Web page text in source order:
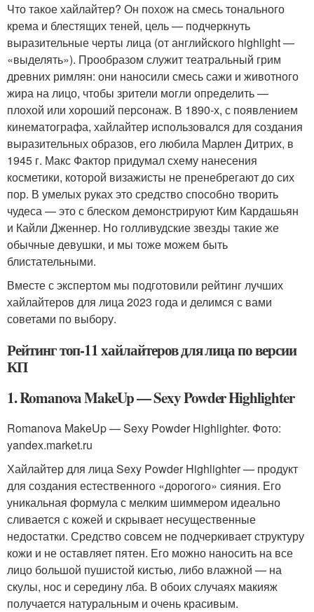
Что такое хайлайтер? Он похож на смесь тонального
крема и блестящих теней, цель — подчеркнуть
выразительные черты лица (от английского highlight —
«выделять»). Прообразом служит театральный грим
древних римлян: они наносили смесь сажи и животного
жира на лицо, чтобы зрители могли определить —
плохой или хороший персонаж. В 1890-х, с появлением
кинематографа, хайлайтер использовался для создания
выразительных образов, его любила Марлен Дитрих, в
1945 г. Макс Фактор придумал схему нанесения
косметики, которой визажисты не пренебрегают до сих
пор. В умелых руках это средство способно творить
чудеса — это с блеском демонстрируют Ким Кардашьян
и Кайли Дженнер. Но голливудские звезды такие же
обычные девушки, и мы тоже можем быть
блистательными.
Вместе с экспертом мы подготовили рейтинг лучших
хайлайтеров для лица 2023 года и делимся с вами
советами по выбору.
Рейтинг топ-11 хайлайтеров для лица по версии
КП
1. Romanova MakeUp — Sexy Powder Highlighter
Romanova MakeUp — Sexy Powder Highlighter. Фото:
yandex.market.ru
Хайлайтер для лица Sexy Powder Highlighter — продукт
для создания естественного «дорогого» сияния. Его
уникальная формула с мелким шиммером идеально
сливается с кожей и скрывает несущественные
недостатки. Средство совсем не подчеркивает структуру
кожи и не оставляет пятен. Его можно наносить на все
лицо большой пушистой кистью, либо влажной — на
скулы, нос и середину лба. В обоих случаях макияж
получается натуральным и очень красивым.